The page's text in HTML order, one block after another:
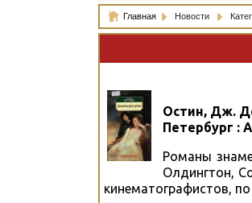
Главная Новости
Остин, Дж.
Петербург :
Романы
Олдингтон,
кинематографистов,